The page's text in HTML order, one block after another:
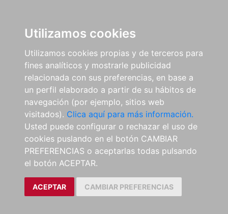
Utilizamos cookies
Utilizamos cookies propias y de terceros para
fines analíticos y mostrarle publicidad
relacionada con sus preferencias, en base a
un perfil elaborado a partir de su hábitos de
navegación (por ejemplo, sitios web
visitados). Clica aquí para más información.
Usted puede configurar o rechazar el uso de
cookies puslando en el botón CAMBIAR
PREFERENCIAS o aceptarlas todas pulsando
el botón ACEPTAR.
ACEPTAR CAMBIAR PREFERENCIAS